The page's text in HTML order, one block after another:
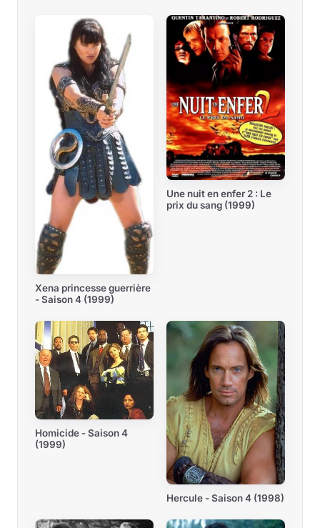
Xena princesse guerrière
- Saison 4 (1999)
Une nuit en enfer 2 : Le
prix du sang (1999)
Homicide - Saison 4
(1999)
Hercule - Saison 4 (1998)